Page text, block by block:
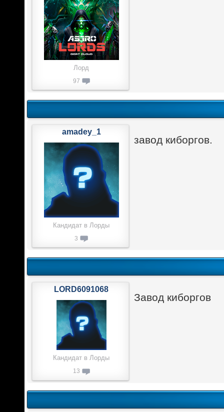
Лорд
97
завод киборгов.
amadey_1
Кандидат в Лорды
3
Завод киборгов
LORD6091068
Кандидат в Лорды
13